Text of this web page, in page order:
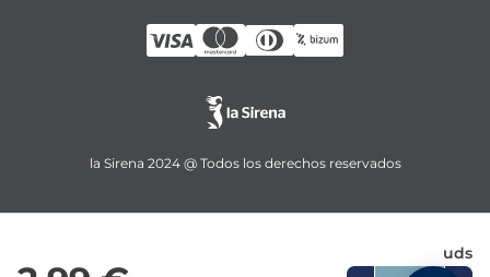
uds
la Sirena 2024 @ Todos los derechos reservados